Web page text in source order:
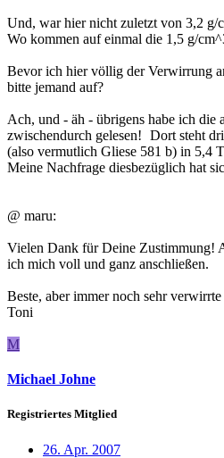
Und, war hier nicht zuletzt von 3,2 g/
Wo kommen auf einmal die 1,5 g/
Bevor ich hier völlig der Verwirrung
bitte jemand auf?
Ach, und - äh - übrigens habe ich die
zwischendurch gelesen! Dort steht
(also vermutlich Gliese 581 b) in 5,4
Meine Nachfrage diesbezüglich hat
@ maru:
Vielen Dank für Deine Zustimmung!
ich mich voll und ganz anschließen.
Beste, aber immer noch sehr
Toni
M
Michael Johne
Registriertes Mitglied
26. Apr. 2007